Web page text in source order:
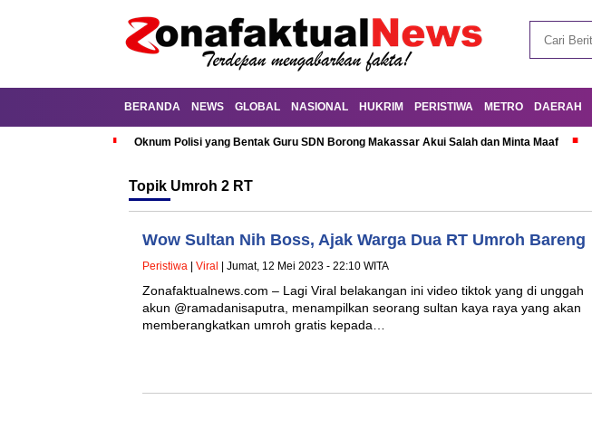
BERANDA NEWS GLOBAL NASIONAL HUKRIM PERISTIWA METRO DAERAH
Oknum Polisi yang Bentak Guru SDN Borong Makassar Akui Salah dan Minta Maaf
Topik Umroh 2 RT
Wow Sultan Nih Boss, Ajak Warga Dua RT Umroh Bareng
Peristiwa Viral | Jumat, 12 Mei 2023 - 22:10 WITA
Zonafaktualnews.com – Lagi Viral belakangan ini video tiktok yang di unggah
akun @ramadanisaputra, menampilkan seorang sultan kaya raya yang akan
memberangkatkan umroh gratis kepada…